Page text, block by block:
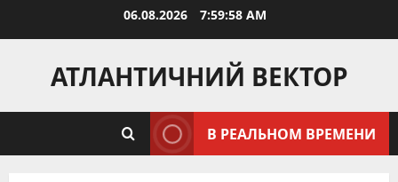
06.08.2026 7:59:59 AM
АТЛАНТИЧНИЙ ВЕКТОР
В РЕАЛЬНОМ ВРЕМЕНИ